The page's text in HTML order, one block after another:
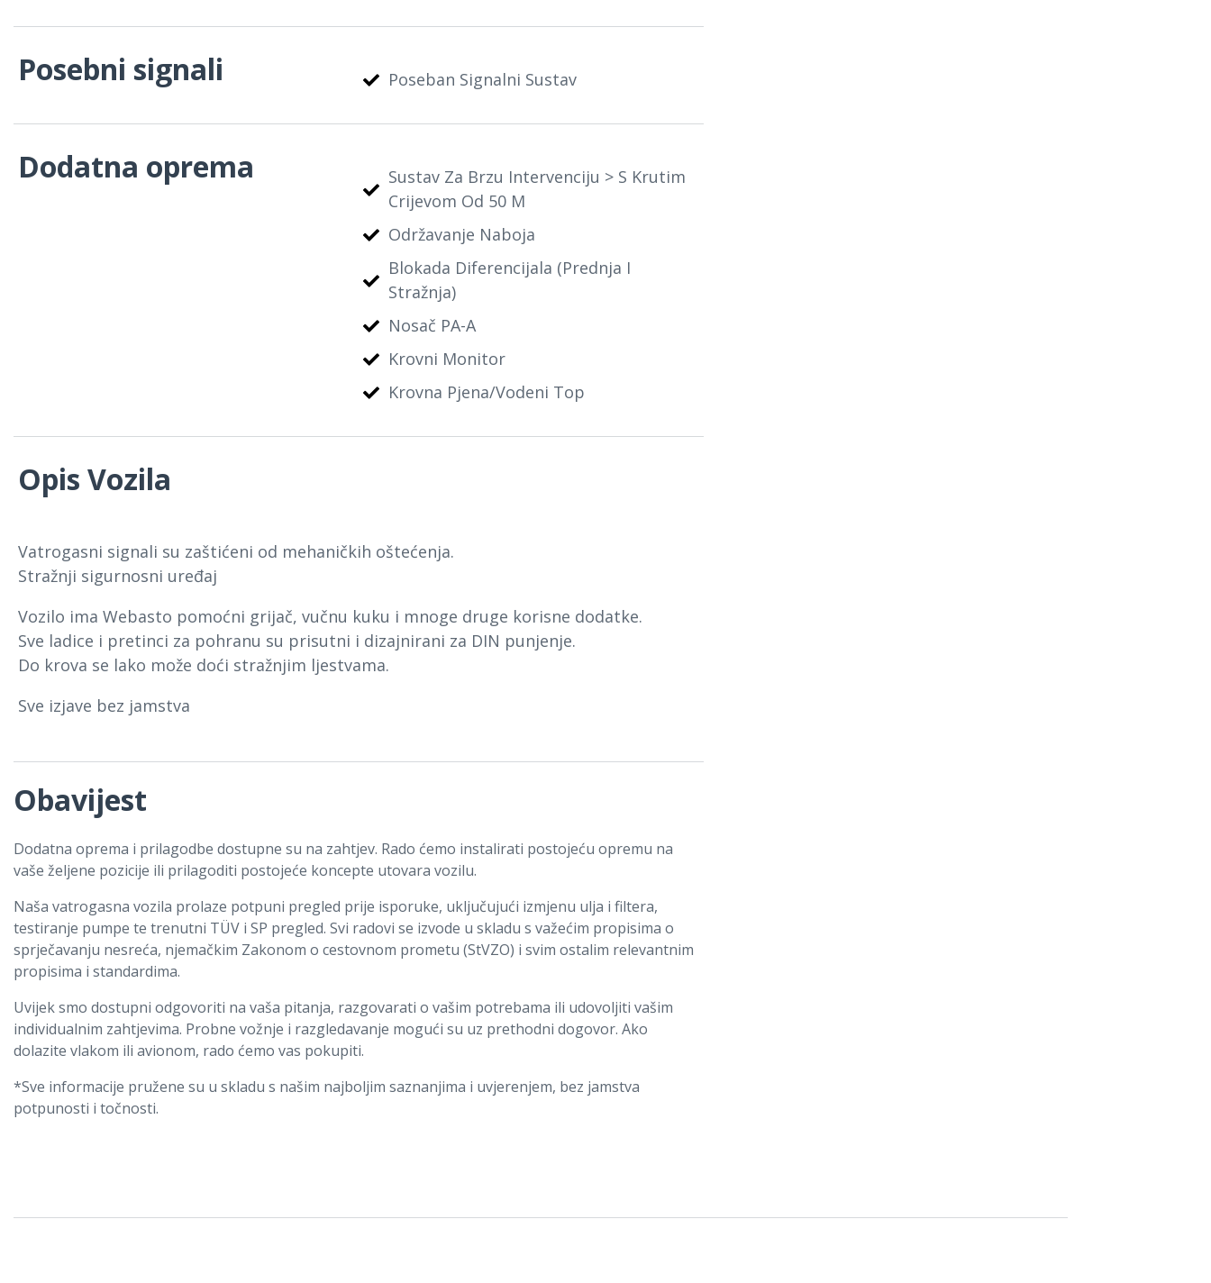
Posebni signali Poseban Signalni Sustav
Dodatna oprema
Sustav Za Brzu Intervenciju > S Krutim
Crijevom Od 50 M
Održavanje Naboja
Blokada Diferencijala (prednja I
Stražnja)
Nosač PA-A
Krovni Monitor
Krovna Pjena/vodeni Top
Opis Vozila
Vatrogasni signali su zaštićeni od mehaničkih oštećenja.
Stražnji sigurnosni uređaj
Vozilo ima Webasto pomoćni grijač, vučnu kuku i mnoge druge korisne dodatke.
Sve ladice i pretinci za pohranu su prisutni i dizajnirani za DIN punjenje.
Do krova se lako može doći stražnjim ljestvama.
Sve izjave bez jamstva
Obavijest
Dodatna oprema i prilagodbe dostupne su na zahtjev. Rado ćemo instalirati postojeću opremu na
vaše željene pozicije ili prilagoditi postojeće koncepte utovara vozilu.
Naša vatrogasna vozila prolaze potpuni pregled prije isporuke, uključujući izmjenu ulja i filtera,
testiranje pumpe te trenutni TÜV i SP pregled. Svi radovi se izvode u skladu s važećim propisima o
sprječavanju nesreća, njemačkim Zakonom o cestovnom prometu (StVZO) i svim ostalim relevantnim
propisima i standardima.
Uvijek smo dostupni odgovoriti na vaša pitanja, razgovarati o vašim potrebama ili udovoljiti vašim
individualnim zahtjevima. Probne vožnje i razgledavanje mogući su uz prethodni dogovor. Ako
dolazite vlakom ili avionom, rado ćemo vas pokupiti.
*Sve informacije pružene su u skladu s našim najboljim saznanjima i uvjerenjem, bez jamstva
potpunosti i točnosti.